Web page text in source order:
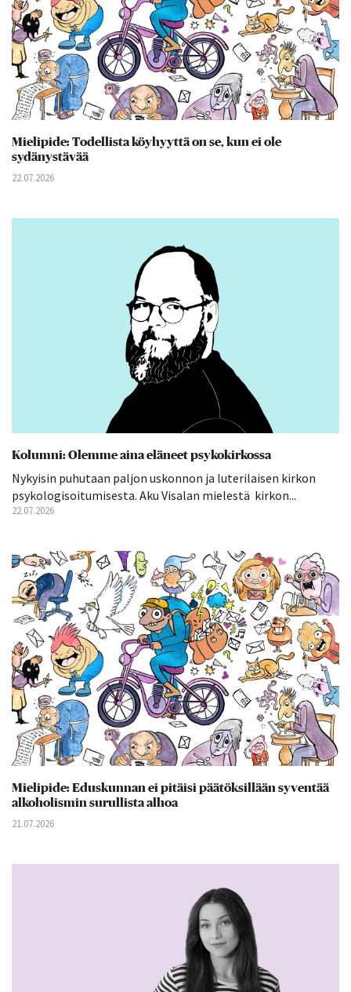
Mielipide: Todellista köyhyyttä on se, kun ei ole
sydänystävää
22.07.2026
Kolumni: Olemme aina eläneet psykokirkossa
Nykyisin puhutaan paljon uskonnon ja luterilaisen kirkon
psykologisoitumisesta. Aku Visalan mielestä kirkon...
22.07.2026
Mielipide: Eduskunnan ei pitäisi päätöksillään syventää
alkoholismin surullista alhoa
21.07.2026